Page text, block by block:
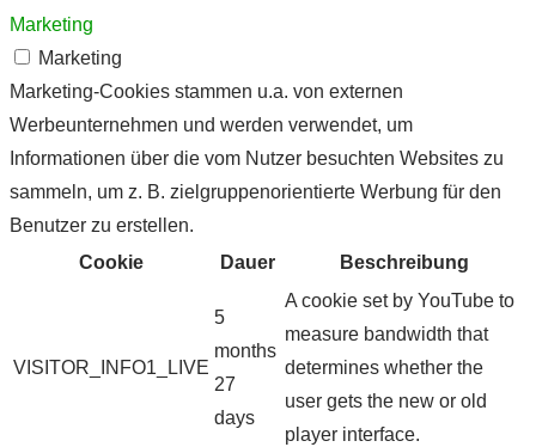
Marketing
Marketing
Marketing-Cookies stammen u.a. von externen
Werbeunternehmen und werden verwendet, um
Informationen über die vom Nutzer besuchten Websites zu
sammeln, um z. B. zielgruppenorientierte Werbung für den
Benutzer zu erstellen.
Cookie
Dauer Beschreibung
VISITOR_INFO1_LIVE
5
months
27
days
A cookie set by YouTube to
measure bandwidth that
determines whether the
user gets the new or old
player interface.